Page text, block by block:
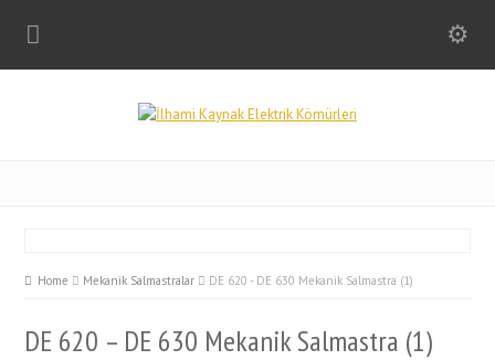
Home Mekanik Salmastralar DE 620 - DE 630 Mekanik Salmastra (1)
DE 620 – DE 630 Mekanik Salmastra (1)